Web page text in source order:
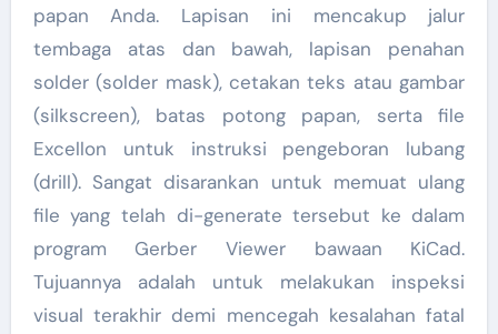
papan Anda. Lapisan ini mencakup jalur
tembaga atas dan bawah, lapisan penahan
solder (solder mask), cetakan teks atau gambar
(silkscreen), batas potong papan, serta file
Excellon untuk instruksi pengeboran lubang
(drill). Sangat disarankan untuk memuat ulang
file yang telah di-generate tersebut ke dalam
program Gerber Viewer bawaan KiCad.
Tujuannya adalah untuk melakukan inspeksi
visual terakhir demi mencegah kesalahan fatal